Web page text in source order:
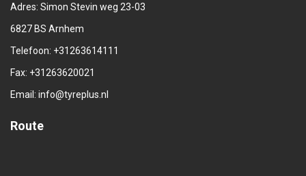
Adres: Simon Stevin weg 23-03
6827 BS Arnhem
Telefoon: +31263614111
Fax: +31263620021
Email: info@tyreplus.nl
Route